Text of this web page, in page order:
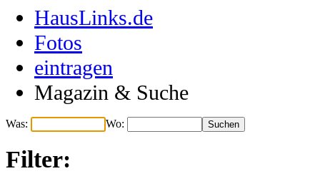
HausLinks.de
Fotos
eintragen
Magazin & Suche
Was: Wo:
Filter: